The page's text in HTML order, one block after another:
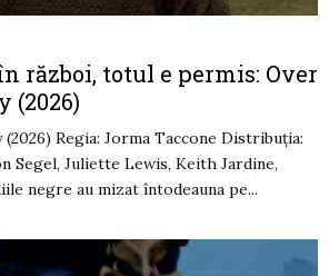
război, totul e permis: Over
(2026)
Regia: Jorma Taccone Distribuția:
Segel, Juliette Lewis, Keith Jardine,
negre au mizat întodeauna pe...